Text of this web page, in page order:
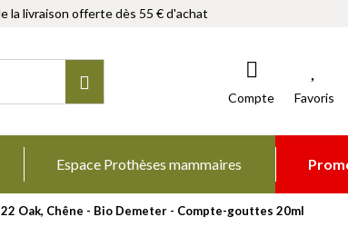
la livraison offerte dès 55 € d'achat
Compte Favoris
Espace Prothèses mammaires
Oak, Chêne - Bio Demeter - Compte-gouttes 20ml